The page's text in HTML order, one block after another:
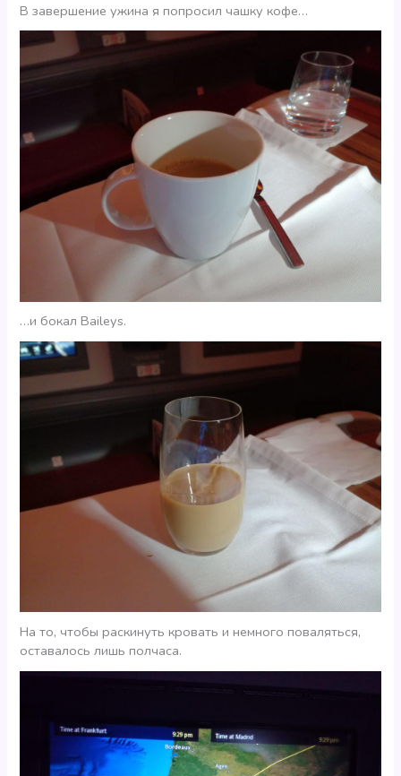
В завершение ужина я попросил чашку кофе…
…и бокал Baileys.
На то, чтобы раскинуть кровать и немного поваляться,
оставалось лишь полчаса.